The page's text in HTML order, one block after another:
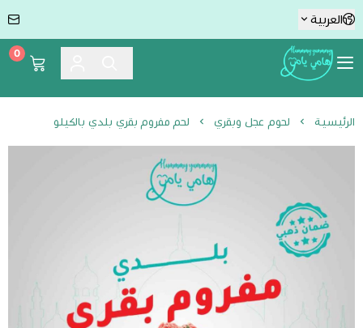
العربية
Hummmy :-) Yummmy هامي يامي
0
الرئيسية لحوم عجل وبقري لحم مفروم بقري بلدي بالكيلو